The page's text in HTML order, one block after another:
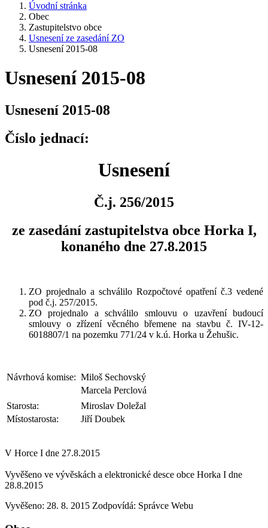
Úvodní stránka
Obec
Zastupitelstvo obce
Usnesení ze zasedání ZO
Usnesení 2015-08
Usnesení 2015-08
Usnesení 2015-08
Číslo jednací:
Usnesení
Č.j. 256/2015
ze zasedání zastupitelstva obce Horka I,
konaného dne 27.8.2015
ZO projednalo a schválilo Rozpočtové opatření č.3 vedené
pod č.j. 257/2015.
ZO projednalo a schválilo smlouvu o uzavření budoucí
smlouvy o zřízení věcného břemene na stavbu č. IV-12-
6018807/1 na pozemku 771/24 v k.ú. Horka u Žehušic.
Návrhová komise: Miloš Sechovský
Marcela Perclová
Starosta:
Miroslav Doležal
Místostarosta:
Jiří Doubek
V Horce I dne 27.8.2015
Vyvěšeno ve vývěskách a elektronické desce obce Horka I dne
28.8.2015
Vyvěšeno: 28. 8. 2015 Zodpovídá: Správce Webu